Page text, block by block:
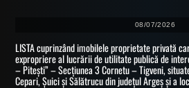
08/07/2026
LISTA cuprinzând imobilele proprietate privată
expropriere al lucrării de utilitate publică de
– Pitești” – Secțiunea 3 Cornetu – Tigveni,
Cepari, Șuici și Sălătrucu din județul Argeș și a